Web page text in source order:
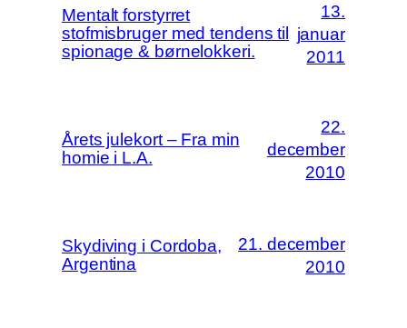
Mentalt forstyrret
stofmisbruger med tendens til
spionage & børnelokkeri.
13.
januar
2011
Årets julekort – Fra min
homie i L.A.
22.
december
2010
Skydiving i Cordoba,
Argentina
21. december
2010